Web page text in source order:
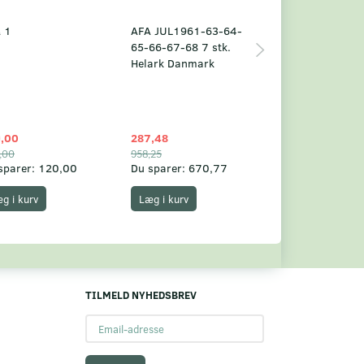
1
120,00
i kurv
AFA JUL1961-63-64-
65-66-67-68 7 stk.
Helark Danmark
287,48
958,25
Du sparer: 670,77
Læg i kurv
TILMELD NYHEDSBREV
adresse